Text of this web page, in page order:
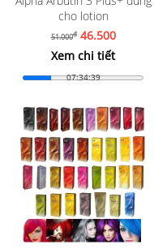
cho lotion
51.000đ46.500
Xem chi tiết
07:34:37